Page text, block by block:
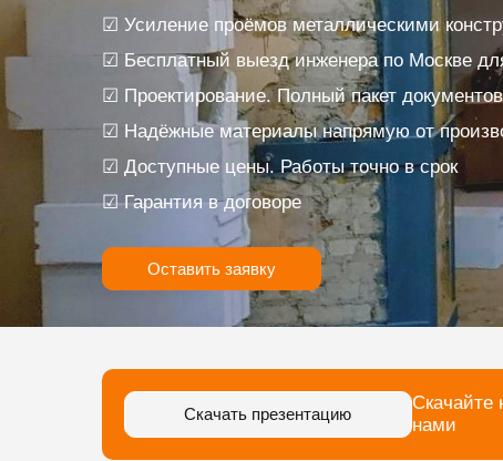
☑ Усиление проёмов металлическими
☑ Бесплатный выезд инженера по Москве
☑ Проектирование. Полный пакет документов
☑ Надёжные материалы напрямую от
☑ Доступные цены. Работы точно в срок
☑ Гарантия в договоре
Оставить заявку
Скачать презентацию
Скачайте
нами